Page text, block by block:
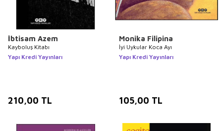
İbtisam Azem
Kayboluş Kitabı
Yapı Kredi Yayınları
210,00 TL
Monika Filipina
İyi Uykular Koca Ayı
Yapı Kredi Yayınları
105,00 TL